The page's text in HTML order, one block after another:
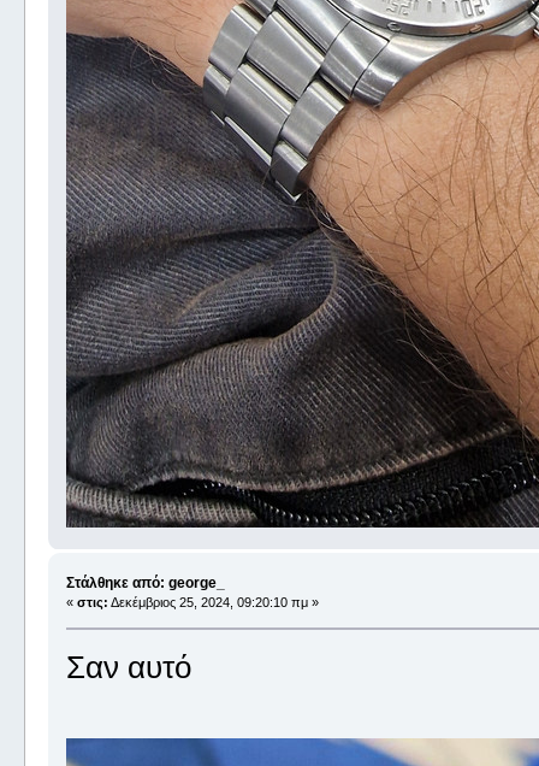
Στάλθηκε από: george_
« στις: Δεκέμβριος 25, 2024, 09:20:10 πμ »
Σαν αυτό